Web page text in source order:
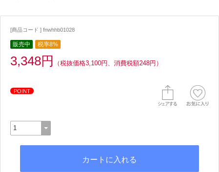
[商品コード ] fnwhhb01028
販売中 税率8%
3,348円 （税抜価格3,100円、消費税額248円）
POINT